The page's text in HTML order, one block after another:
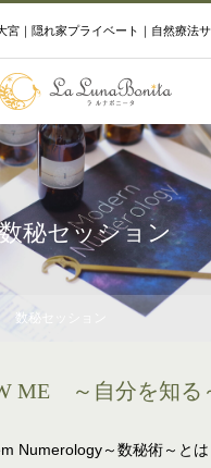
宮｜隠れ家プライベート｜自然療法
秘セッション
数秘セッション
ME ～自分を知る
Numerology～数秘術～とは